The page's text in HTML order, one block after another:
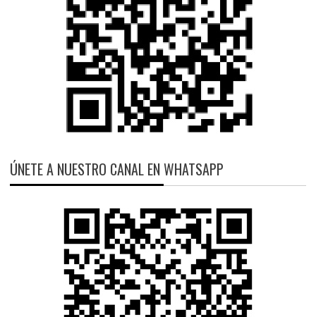
ÚNETE A NUESTRO CANAL EN WHATSAPP